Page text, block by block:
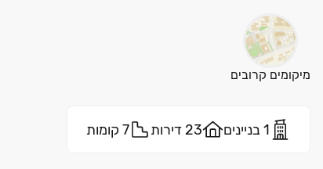
מיקומים קרובים
1 בניינים 23 דירות 7 קומות